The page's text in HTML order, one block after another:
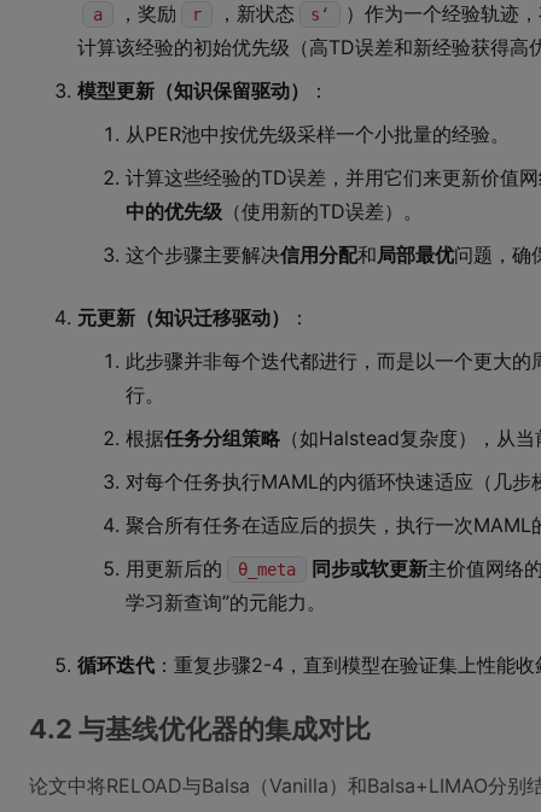
a ，奖励 r ，新状态 s‘
）作为一个经验轨迹
计算该经验的初始优先级（高TD误差和新经验获得高
模型更新（知识保留驱动）
：
从PER池中按优先级采样一个小批量的经验。
计算这些经验的TD误差，并用它们来更新价值
中的优先级 （使用新的TD误差）。
这个步骤主要解决信用分配和局部最优问题，确
元更新（知识迁移驱动）
：
此步骤并非每个迭代都进行，而是以一个更大
行。
根据任务分组策略 （如Halstead复杂度），从
对每个任务执行MAML的内循环快速适应（几步
聚合所有任务在适应后的损失，执行一次MAML
用更新后的
θ_meta 同步或软更新主价值网络
学习新查询”的元能力。
循环迭代 ：重复步骤2-4，直到模型在验证集上性能收
4.2 与基线优化器的集成对比
论文中将RELOAD与Balsa（Vanilla）和Balsa+LIMAO分别